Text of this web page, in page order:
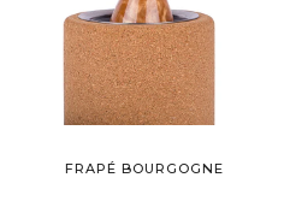
FRAPÉ BOURGOGNE